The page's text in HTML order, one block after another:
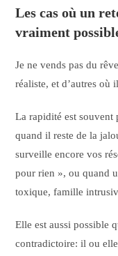
Les cas où un
vraiment
Je ne vends pas du
réaliste, et d’autres où
La rapidité est souvent
quand il reste de la
surveille encore vos
pour rien », ou quand
toxique, famille
Elle est aussi possible
contradictoire: il ou